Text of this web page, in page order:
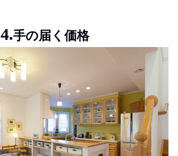
4.手の届く価格